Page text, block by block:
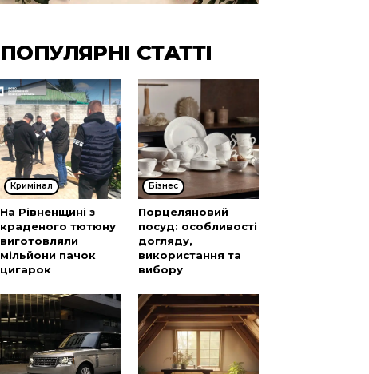
ПОПУЛЯРНІ СТАТТІ
Кримінал
На Рівненщині з
краденого тютюну
виготовляли
мільйони пачок
цигарок
Бізнес
Порцеляновий
посуд: особливості
догляду,
використання та
вибору